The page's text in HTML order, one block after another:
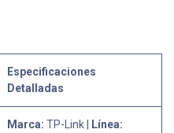
Especificaciones
Detalladas
Marca: TP-Link |
Línea: